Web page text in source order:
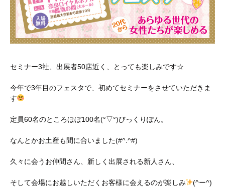
セミナー3社、出展者50店近く、とっても楽しみです☆
今年で3年目のフェスタで、初めてセミナーをさせていただきま
す
定員60名のところほぼ100名(°▽°)びっくりぽん。
なんとかお土産も間に合いました(#^.^#)
久々に会うお仲間さん、新しく出展される新人さん、
そして会場にお越しいただくお客様に会えるのが楽しみ (^ー^)